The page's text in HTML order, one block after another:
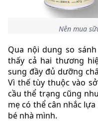
Nên mua
Qua nội dung so
thấy cả hai thương
sung đầy đủ dưỡng
Vì thế tùy thuộc vào
cầu thể trạng cũng
mẹ có thể cân nhắc
bé nhà mình.